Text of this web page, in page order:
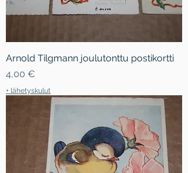
Arnold Tilgmann joulutonttu postikortti
Hinta
4,00 €
+ lähetyskulut